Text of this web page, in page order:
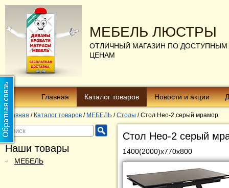
МЕБЕЛЬ ЛЮСТРЫ
ОТЛИЧНЫЙ МАГАЗИН ПО ДОСТУПНЫМ
ЦЕНАМ
Главная Каталог товаров Новости и акции
Главная / Каталог товаров / МЕБЕЛЬ / Столы / Стол Нео-2 серый мрамор
Наши товары
МЕБЕЛЬ
Стол Нео-2 серый
1400(2000)х770х800